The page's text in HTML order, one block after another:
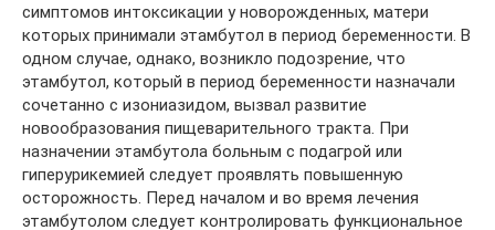
симптомов интоксикации у новорожденных, матери
которых принимали этамбутол в период беременности. В
одном случае, однако, возникло подозрение, что
этамбутол, который в период беременности назначали
сочетанно с изониазидом, вызвал развитие
новообразования пищеварительного тракта. При
назначении этамбутола больным с подагрой или
гиперурикемией следует проявлять повышенную
осторожность. Перед началом и во время лечения
этамбутолом следует контролировать функциональное